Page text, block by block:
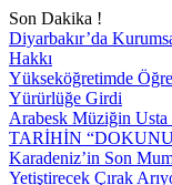
Son Dakika !
Diyarbakır’da
Hakkı
Yükseköğretimde
Yürürlüğe Girdi
Arabesk Müziğin Usta
TARİHİN
Karadeniz’in Son
Yetiştirecek Çırak